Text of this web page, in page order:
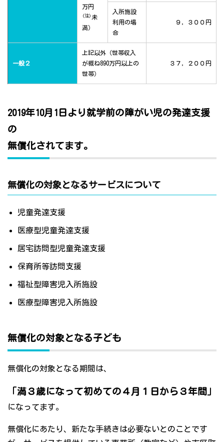
万円
(注) 未
満）
入所施設
利用の場
合
９，３００円
一般２
上記以外（世帯収入
が概ね890万円以上の
世帯）
３７，２００円
2019年10月1日より就学前の障がい児の発達支援
の
無償化されてます。
無償化の対象となるサービスについて
児童発達支援
医療型児童発達支援
居宅訪問型児童発達支援
保育所等訪問支援
福祉型障害児入所施設
医療型障害児入所施設
無償化の対象となる子ども
無償化の対象となる期間は、
「満３歳になって初めての４月１日から３年間」
になってます。
無償化にあたり、新たな手続きは必要ないとのことです